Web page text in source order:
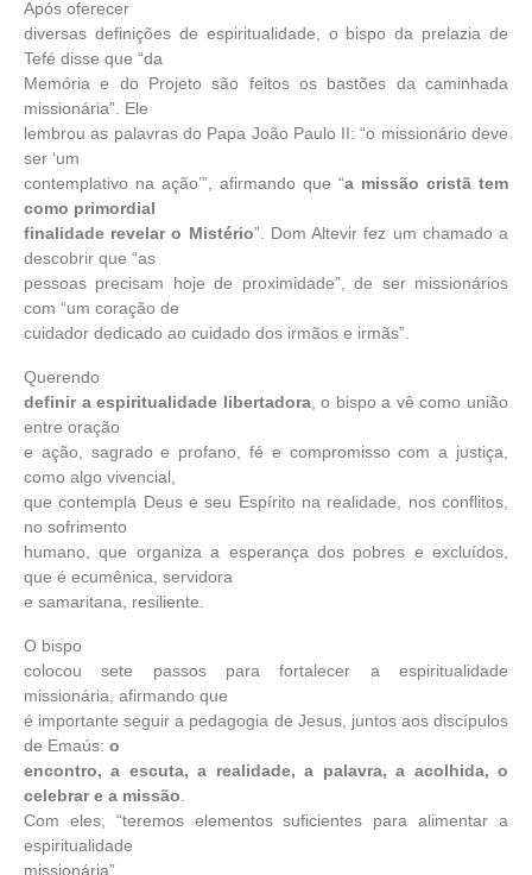
Após oferecer
diversas definições de espiritualidade, o bispo da prelazia de
Tefé disse que “da
Memória e do Projeto são feitos os bastões da caminhada
missionária”. Ele
lembrou as palavras do Papa João Paulo II: “o missionário deve
ser ‘um
contemplativo na ação’”, afirmando que “a missão cristã tem
como primordial
finalidade revelar o Mistério”. Dom Altevir fez um chamado a
descobrir que “as
pessoas precisam hoje de proximidade”, de ser missionários
com “um coração de
cuidador dedicado ao cuidado dos irmãos e irmãs”.
Querendo
definir a espiritualidade libertadora, o bispo a vê como união
entre oração
e ação, sagrado e profano, fé e compromisso com a justiça,
como algo vivencial,
que contempla Deus e seu Espírito na realidade, nos conflitos,
no sofrimento
humano, que organiza a esperança dos pobres e excluídos,
que é ecumênica, servidora
e samaritana, resiliente.
O bispo
colocou sete passos para fortalecer a espiritualidade
missionária, afirmando que
é importante seguir a pedagogia de Jesus, juntos aos discípulos
de Emaús: o
encontro, a escuta, a realidade, a palavra, a acolhida, o
celebrar e a missão
Com eles, “teremos elementos suficientes para alimentar a
espiritualidade
missionária”.